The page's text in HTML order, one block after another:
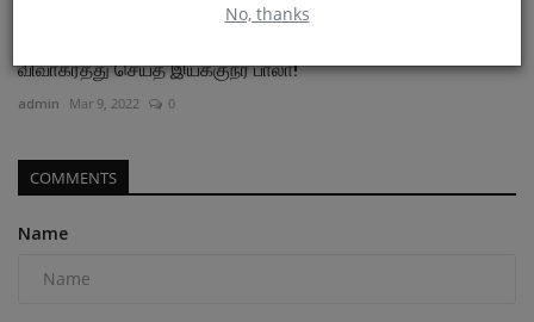
No, thanks
விவாகரத்து செய்த இயக்குநர் பாலா!
admin Mar 9, 2022 0
COMMENTS
Name